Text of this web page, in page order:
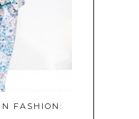
FASHION: